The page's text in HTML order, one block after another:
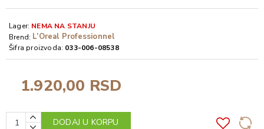
1.920,00 RSD
Lager: NEMA NA STANJU
Brend: L’Oreal Professionnel
Šifra proizvoda: 033-006-08538
DODAJ U KORPU